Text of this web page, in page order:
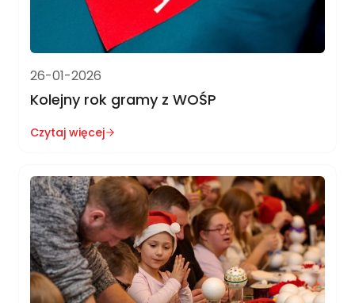
26-01-2026
Kolejny rok gramy z WOŚP
Czytaj więcej